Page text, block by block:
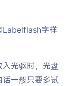
Labelflash字样
入光驱时，光盘
话一般只要多试